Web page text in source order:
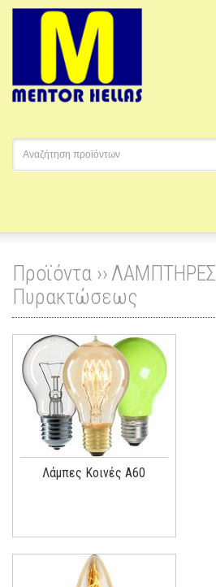
Προϊόντα ›› ΛΑΜΠΤΗΡΕΣ
Πυρακτώσεως
Λάμπες Κοινές A60